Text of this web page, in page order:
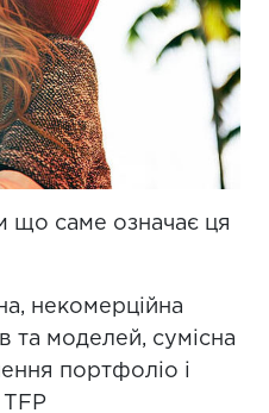
що саме означає ця
некомерційна
та моделей, сумісна
портфоліо і
TFP